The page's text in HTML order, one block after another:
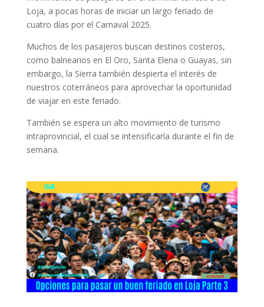
Loja, a pocas horas de iniciar un largo feriado de
cuatro días por el Carnaval 2025.
Muchos de los pasajeros buscan destinos costeros,
como balnearios en El Oro, Santa Elena o Guayas, sin
embargo, la Sierra también despierta el interés de
nuestros coterráneos para aprovechar la oportunidad
de viajar en este feriado.
También se espera un alto movimiento de turismo
intraprovincial, el cual se intensificaría durante el fin de
semana.